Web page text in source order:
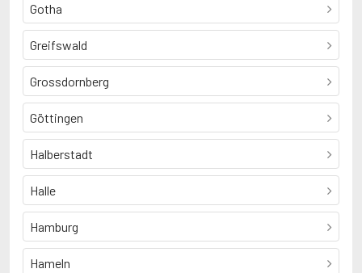
Gotha
Greifswald
Grossdornberg
Göttingen
Halberstadt
Halle
Hamburg
Hameln